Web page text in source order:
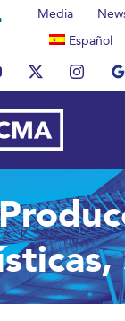
Media
Español
YouTubeX